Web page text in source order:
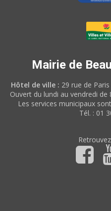
Mairie de
Hôtel de ville : 29 rue de
Ouvert du lundi au vendredi
Les services municipaux
Tél. : 01